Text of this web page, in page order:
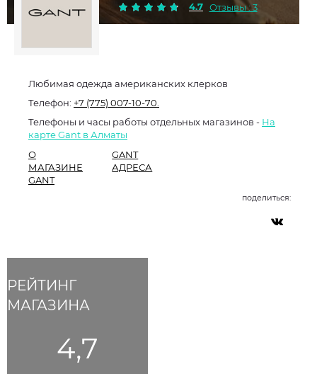
4.7 Отзывы : 3
РЕЙТИНГ
МАГАЗИНА
4,7
Любимая одежда американских клерков
Телефон: +7 (775) 007-10-70.
Телефоны и часы работы отдельных магазинов - На
карте Gant в Алматы
О
МАГАЗИНЕ
GANT
GANT
АДРЕСА
поделиться: